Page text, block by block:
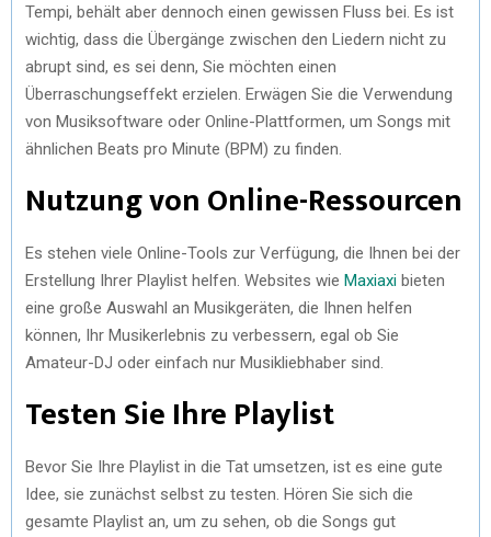
Tempi, behält aber dennoch einen gewissen Fluss bei. Es ist
wichtig, dass die Übergänge zwischen den Liedern nicht zu
abrupt sind, es sei denn, Sie möchten einen
Überraschungseffekt erzielen. Erwägen Sie die Verwendung
von Musiksoftware oder Online-Plattformen, um Songs mit
ähnlichen Beats pro Minute (BPM) zu finden.
Nutzung von Online-Ressourcen
Es stehen viele Online-Tools zur Verfügung, die Ihnen bei der
Erstellung Ihrer Playlist helfen. Websites wie Maxiaxi bieten
eine große Auswahl an Musikgeräten, die Ihnen helfen
können, Ihr Musikerlebnis zu verbessern, egal ob Sie
Amateur-DJ oder einfach nur Musikliebhaber sind.
Testen Sie Ihre Playlist
Bevor Sie Ihre Playlist in die Tat umsetzen, ist es eine gute
Idee, sie zunächst selbst zu testen. Hören Sie sich die
gesamte Playlist an, um zu sehen, ob die Songs gut